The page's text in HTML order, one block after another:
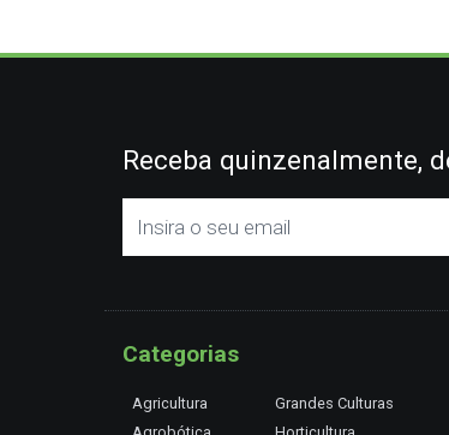
Receba quinzenalmente,
Categorias
Agricultura
Grandes Culturas